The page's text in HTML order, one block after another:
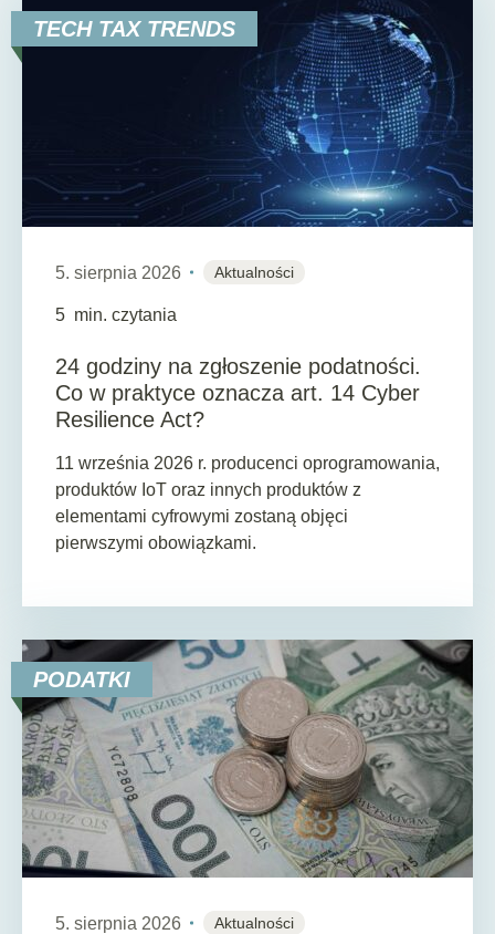
TECH TAX TRENDS
5. sierpnia 2026 Aktualności
5 min. czytania
24 godziny na zgłoszenie podatności.
Co w praktyce oznacza art. 14 Cyber
Resilience Act?
11 września 2026 r. producenci oprogramowania,
produktów IoT oraz innych produktów z
elementami cyfrowymi zostaną objęci
pierwszymi obowiązkami.
PODATKI
5. sierpnia 2026 Aktualności